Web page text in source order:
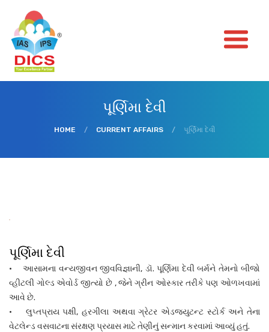
પૂર્ણિમા દેવી
HOME / CURRENT AFFAIRS / પૂર્ણિમા દેવી
પૂર્ણિમા દેવી
• આસામના વન્યજીવન જીવવિજ્ઞાની, ડૉ. પૂર્ણિમા દેવી બર્મને તેમનો બીજો
વ્હીટલી ગોલ્ડ એવોર્ડ જીત્યો છે , જેને ગ્રીન ઓસ્કાર તરીકે પણ ઓળખવામાં
આવે છે.
• લુપ્તપ્રાય પક્ષી, હરગીલા અથવા ગ્રેટર એડજ્યુટન્ટ સ્ટોર્ક અને તેના
વેટલેન્ડ વસવાટના સંરક્ષણ પ્રયાસ માટે તેણીનું સન્માન કરવામાં આવ્યું હતું.